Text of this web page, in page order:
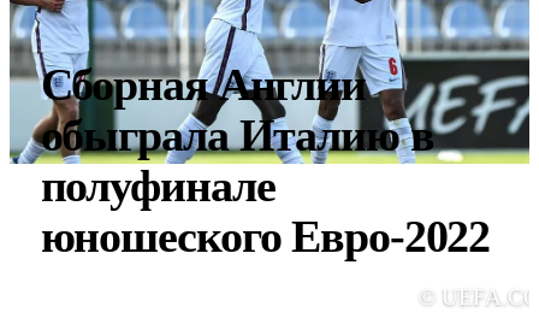
Сборная Англии
обыграла Италию в
полуфинале
юношеского Евро-2022
©